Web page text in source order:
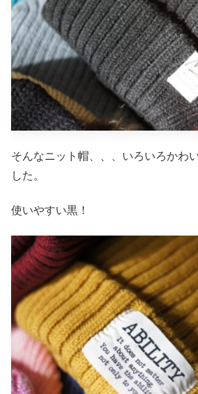
そんなニット帽、、、いろいろかわ
した。
使いやすい黒！